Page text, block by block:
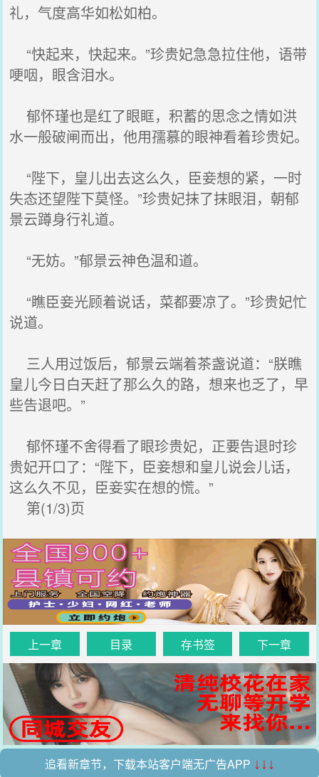
礼，气度高华如松如柏。
“快起来，快起来。”珍贵妃急急拉住他，语带
哽咽，眼含泪水。
郁怀瑾也是红了眼眶，积蓄的思念之情如洪
水一般破闸而出，他用孺慕的眼神看着珍贵妃。
“陛下，皇儿出去这么久，臣妾想的紧，一时
失态还望陛下莫怪。”珍贵妃抹了抹眼泪，朝郁
景云蹲身行礼道。
“无妨。”郁景云神色温和道。
“瞧臣妾光顾着说话，菜都要凉了。”珍贵妃忙
说道。
三人用过饭后，郁景云端着茶盏说道：“朕瞧
皇儿今日白天赶了那么久的路，想来也乏了，早
些告退吧。”
郁怀瑾不舍得看了眼珍贵妃，正要告退时珍
贵妃开口了：“陛下，臣妾想和皇儿说会儿话，
这么久不见，臣妾实在想的慌。”
第(1/3)页
上一章 目录 存书签 下一章
追看新章节，下载本站客户端无广告APP ↓↓↓